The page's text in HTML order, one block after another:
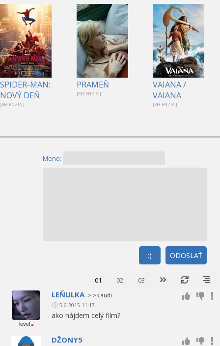
1
SPIDER-MAN:
NOVÝ DEŇ
[RECENZIA ]
PRAMEŇ
[RECENZIA ]
VAIANA /
VAIANA
[RECENZIA ]
Meno:
ODOSLAŤ
:)
01 02 03
level
LEŇULKA -> >klaudi
5.6.2015 11:17
ako nájdem celý film?
DŽONY5